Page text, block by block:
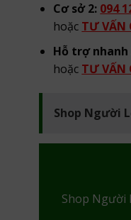
Cơ sở 2: 094
hoặc TƯ VẤN
Hỗ trợ nhanh
hoặc TƯ VẤN
Shop Người
Shop Người